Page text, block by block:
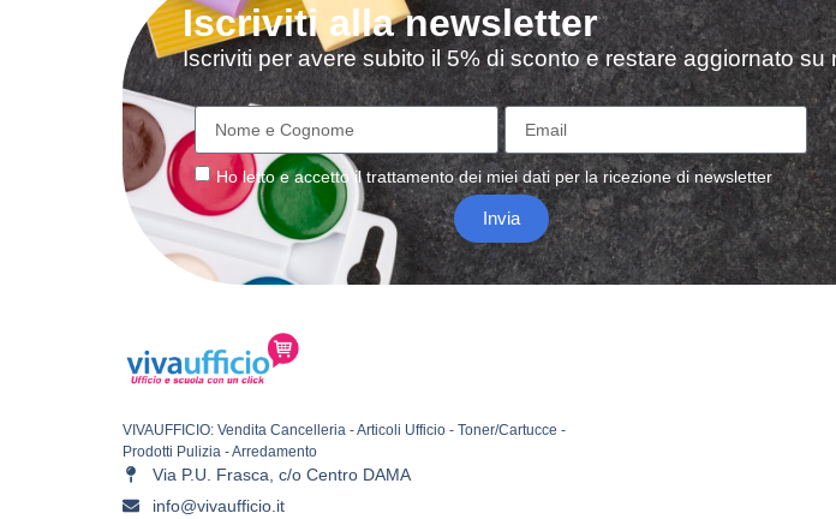
Iscriviti alla newsletter
Iscriviti per avere subito il 5% di sconto e restare aggiornato su
Ho letto e accetto iltrattamentodei miei dati per la ricezione di newsletter
Invia
VIVAUFFICIO: Vendita Cancelleria - Articoli Ufficio - Toner/Cartucce -
Prodotti Pulizia - Arredamento
Via P.U. Frasca, c/o Centro DAMA
info@vivaufficio.it